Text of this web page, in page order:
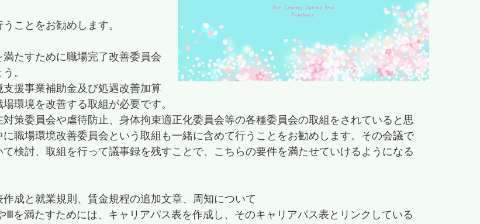
ことをお勧めします。
満たすために職場完了改善委員会
。
支援事業補助金及び処遇改善加算
環境を改善する取組が必要です。
策委員会や虐待防止、身体拘束適正化委員会等の各種委員会の取組をされていると思
職場環境改善委員会という取組も一緒に含めて行うことをお勧めします。その会議で
検討、取組を行って議事録を残すことで、こちらの要件を満たせていけるようになる
作成と就業規則、賃金規程の追加文章、周知について
Ⅲを満たすためには、キャリアパス表を作成し、そのキャリアパス表とリンクしている